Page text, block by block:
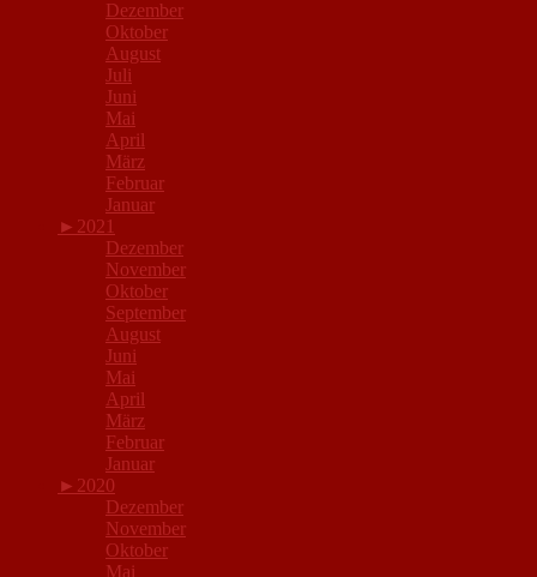
Dezember
Oktober
August
Juli
Juni
Mai
April
März
Februar
Januar
► 2021
Dezember
November
Oktober
September
August
Juni
Mai
April
März
Februar
Januar
► 2020
Dezember
November
Oktober
Mai